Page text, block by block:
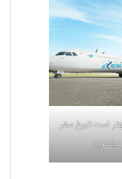
است تاریخ سفر